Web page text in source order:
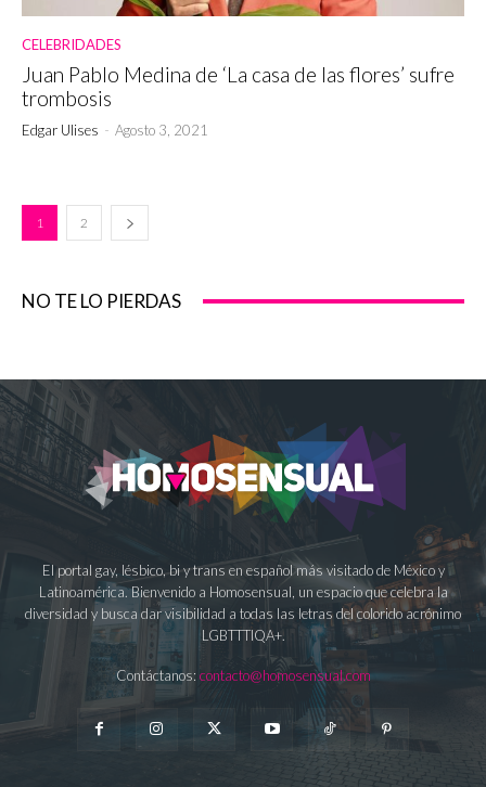
CELEBRIDADES
Juan Pablo Medina de ‘La casa de las flores’ sufre
trombosis
Edgar Ulises - Agosto 3, 2021
1 2
NO TE LO PIERDAS
El portal gay, lésbico, bi y trans en español más visitado de México y
Latinoamérica. Bienvenido a Homosensual, un espacio que celebra la
diversidad y busca dar visibilidad a todas las letras del colorido acrónimo
LGBTTTIQA+.
Contáctanos: contacto@homosensual.com